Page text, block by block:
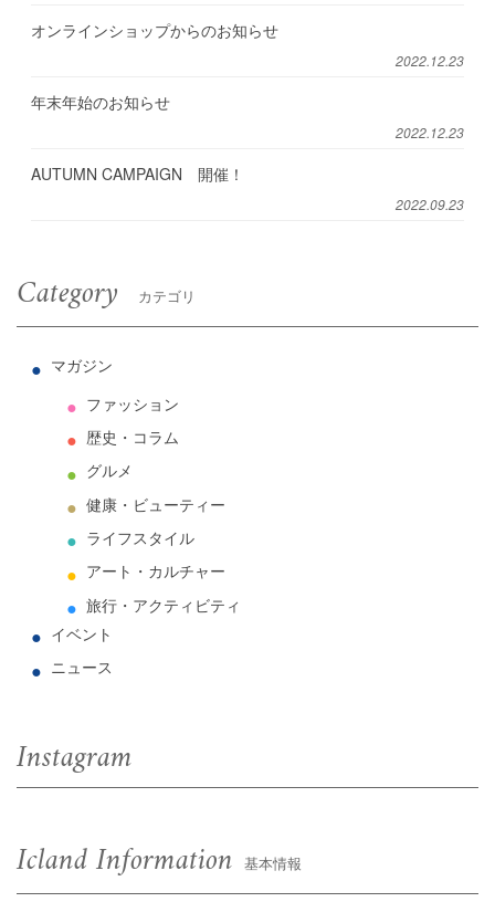
オンラインショップからのお知らせ
2022.12.23
年末年始のお知らせ
2022.12.23
AUTUMN CAMPAIGN 開催！
2022.09.23
Category カテゴリ
マガジン
ファッション
歴史・コラム
グルメ
健康・ビューティー
ライフスタイル
アート・カルチャー
旅行・アクティビティ
イベント
ニュース
Instagram
Icland Information 基本情報